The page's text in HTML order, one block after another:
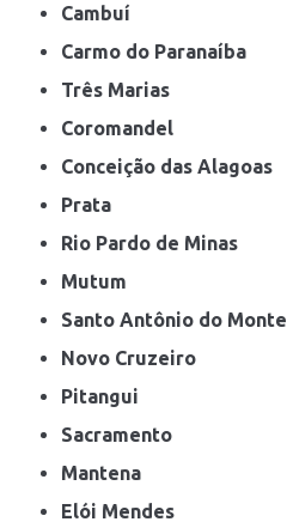
Cambuí
Carmo do Paranaíba
Três Marias
Coromandel
Conceição das Alagoas
Prata
Rio Pardo de Minas
Mutum
Santo Antônio do Monte
Novo Cruzeiro
Pitangui
Sacramento
Mantena
Elói Mendes